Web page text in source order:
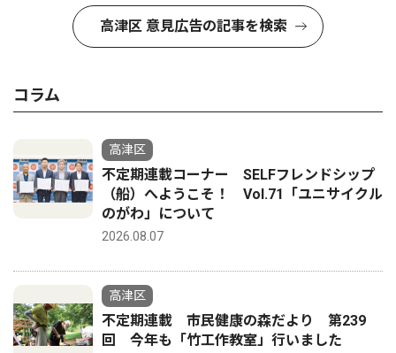
高津区 意見広告の記事を検索
コラム
高津区
不定期連載コーナー SELFフレンドシップ
（船）へようこそ！ Vol.71「ユニサイクル
のがわ」について
2026.08.07
高津区
不定期連載 市民健康の森だより 第239
回 今年も「竹工作教室」行いました